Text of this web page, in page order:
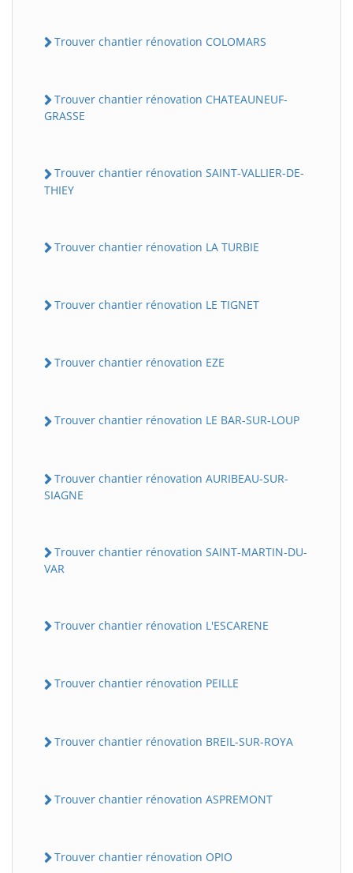
Trouver chantier rénovation COLOMARS
Trouver chantier rénovation CHATEAUNEUF-
GRASSE
Trouver chantier rénovation SAINT-VALLIER-DE-
THIEY
Trouver chantier rénovation LA TURBIE
Trouver chantier rénovation LE TIGNET
Trouver chantier rénovation EZE
Trouver chantier rénovation LE BAR-SUR-LOUP
Trouver chantier rénovation AURIBEAU-SUR-
SIAGNE
Trouver chantier rénovation SAINT-MARTIN-DU-
VAR
Trouver chantier rénovation L'ESCARENE
Trouver chantier rénovation PEILLE
Trouver chantier rénovation BREIL-SUR-ROYA
Trouver chantier rénovation ASPREMONT
Trouver chantier rénovation OPIO